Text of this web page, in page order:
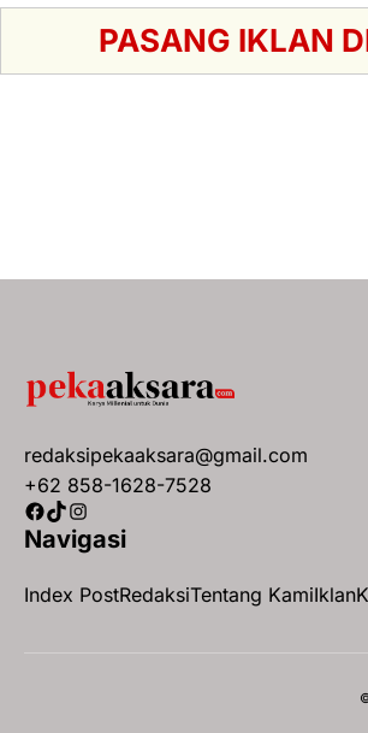
PASANG IKLAN
redaksipekaaksara@gmail.com
+62 858-1628-7528
Facebook
TikTok
Instagram
Navigasi
Index PostRedaksiTentang KamiIklan